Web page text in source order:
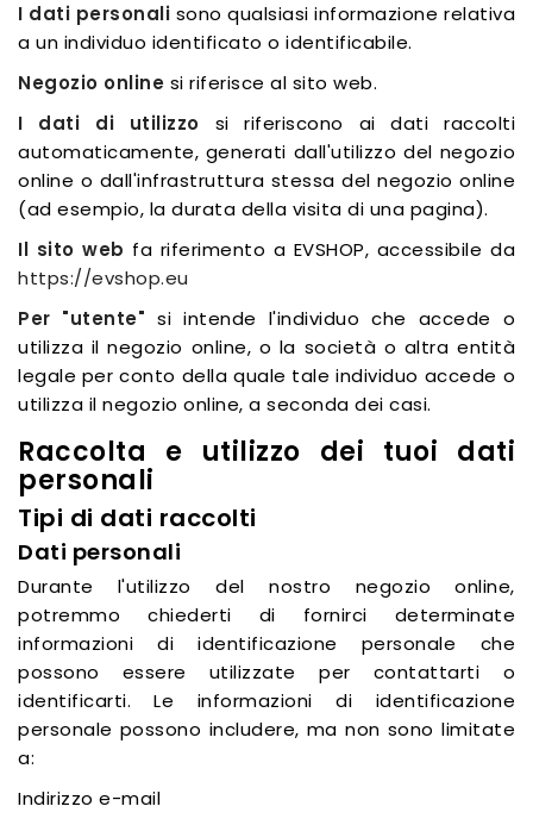
I dati personali sono qualsiasi informazione relativa
a un individuo identificato o identificabile.
Negozio online si riferisce al sito web.
I dati di utilizzo si riferiscono ai dati raccolti
automaticamente, generati dall'utilizzo del negozio
online o dall'infrastruttura stessa del negozio online
(ad esempio, la durata della visita di una pagina).
Il sito web fa riferimento a EVSHOP, accessibile da
https://evshop.eu
Per "utente" si intende l'individuo che accede o
utilizza il negozio online, o la società o altra entità
legale per conto della quale tale individuo accede o
utilizza il negozio online, a seconda dei casi.
Raccolta e utilizzo dei tuoi dati
personali
Tipi di dati raccolti
Dati personali
Durante l'utilizzo del nostro negozio online,
potremmo chiederti di fornirci determinate
informazioni di identificazione personale che
possono essere utilizzate per contattarti o
identificarti. Le informazioni di identificazione
personale possono includere, ma non sono limitate
a:
Indirizzo e-mail